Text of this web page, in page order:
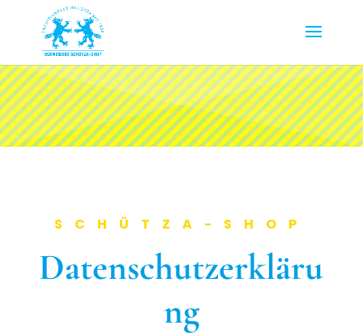
SCHÜTZA-SHOP
Datenschutzerkläru
ng